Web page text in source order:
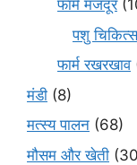
फार्म मजदूर
पशु
फार्म रखरखाव
मंडी (8)
मत्स्य पालन (68)
मौसम और खेती